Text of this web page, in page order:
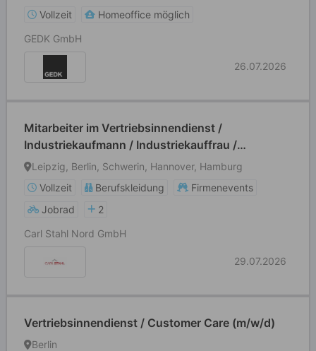
Vollzeit
Homeoffice möglich
GEDK GmbH
26.07.2026
Mitarbeiter im Vertriebsinnendienst /
Industriekaufmann / Industriekauffrau /
Sachbearbeiter (m/w/d)
Leipzig, Berlin, Schwerin, Hannover, Hamburg
Vollzeit
Berufskleidung
Firmenevents
Jobrad
2
Carl Stahl Nord GmbH
29.07.2026
Vertriebsinnendienst / Customer Care (m/w/d)
Berlin